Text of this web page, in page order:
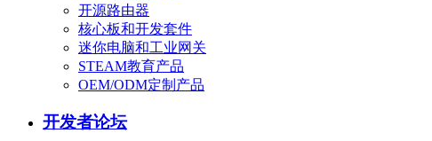
开源路由器
核心板和开发套件
迷你电脑和工业网关
STEAM教育产品
OEM/ODM定制产品
开发者论坛